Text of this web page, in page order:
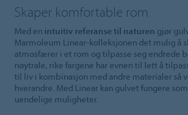
Skaper komfortable rom
Med en intuitiv referanse til naturen gjør
Marmoleum Linear-kolleksjonen det mulig å
atmosfærer i et rom og tilpasse seg endrede
nøytrale, rike fargene har evnen til lett å
til liv i kombinasjon med andre materialer så
hverandre. Med Linear kan gulvet fungere
uendelige muligheter.